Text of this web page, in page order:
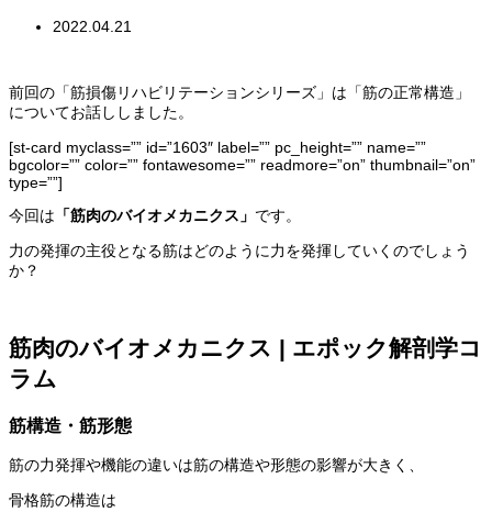
2022.04.21
前回の「筋損傷リハビリテーションシリーズ」は「筋の正常構造」
についてお話ししました。
[st-card myclass=”” id=”1603″ label=”” pc_height=”” name=””
bgcolor=”” color=”” fontawesome=”” readmore=”on” thumbnail=”on”
type=””]
今回は 「筋肉のバイオメカニクス」 です。
力の発揮の主役となる筋はどのように力を発揮していくのでしょう
か？
筋肉のバイオメカニクス | エポック解剖学コ
ラム
筋構造・筋形態
筋の力発揮や機能の違いは筋の構造や形態の影響が大きく、
骨格筋の構造は